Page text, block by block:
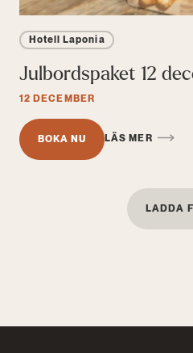
Hotell Laponia
Julbordspaket 12
12 DECEMBER
BOKA NU LÄS MER
LADDA